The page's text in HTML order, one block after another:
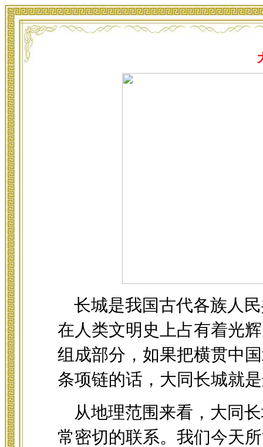
长城是我国古代各族人
在人类文明史上占有着光
组成部分，如果把横贯中
条项链的话，大同长城就
从地理范围来看，大同
常密切的联系。我们今天